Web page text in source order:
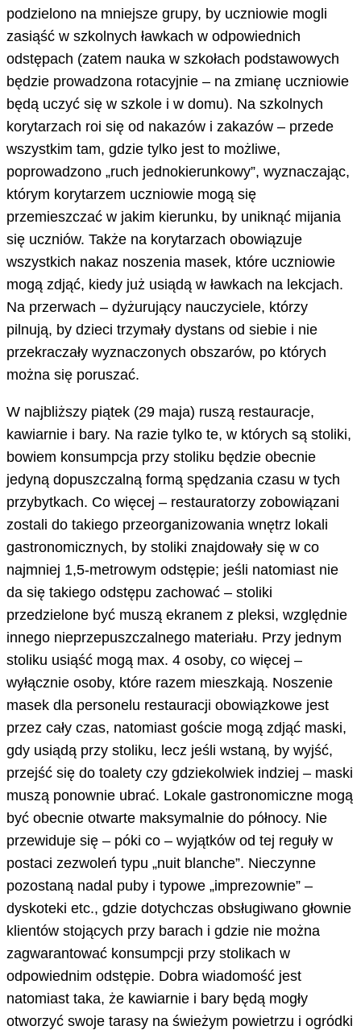
podzielono na mniejsze grupy, by uczniowie mogli
zasiąść w szkolnych ławkach w odpowiednich
odstępach (zatem nauka w szkołach podstawowych
będzie prowadzona rotacyjnie – na zmianę uczniowie
będą uczyć się w szkole i w domu). Na szkolnych
korytarzach roi się od nakazów i zakazów – przede
wszystkim tam, gdzie tylko jest to możliwe,
poprowadzono „ruch jednokierunkowy”, wyznaczając,
którym korytarzem uczniowie mogą się
przemieszczać w jakim kierunku, by uniknąć mijania
się uczniów. Także na korytarzach obowiązuje
wszystkich nakaz noszenia masek, które uczniowie
mogą zdjąć, kiedy już usiądą w ławkach na lekcjach.
Na przerwach – dyżurujący nauczyciele, którzy
pilnują, by dzieci trzymały dystans od siebie i nie
przekraczały wyznaczonych obszarów, po których
można się poruszać.
W najbliższy piątek (29 maja) ruszą restauracje,
kawiarnie i bary. Na razie tylko te, w których są stoliki,
bowiem konsumpcja przy stoliku będzie obecnie
jedyną dopuszczalną formą spędzania czasu w tych
przybytkach. Co więcej – restauratorzy zobowiązani
zostali do takiego przeorganizowania wnętrz lokali
gastronomicznych, by stoliki znajdowały się w co
najmniej 1,5-metrowym odstępie; jeśli natomiast nie
da się takiego odstępu zachować – stoliki
przedzielone być muszą ekranem z pleksi, względnie
innego nieprzepuszczalnego materiału. Przy jednym
stoliku usiąść mogą max. 4 osoby, co więcej –
wyłącznie osoby, które razem mieszkają. Noszenie
masek dla personelu restauracji obowiązkowe jest
przez cały czas, natomiast goście mogą zdjąć maski,
gdy usiądą przy stoliku, lecz jeśli wstaną, by wyjść,
przejść się do toalety czy gdziekolwiek indziej – maski
muszą ponownie ubrać. Lokale gastronomiczne mogą
być obecnie otwarte maksymalnie do północy. Nie
przewiduje się – póki co – wyjątków od tej reguły w
postaci zezwoleń typu „nuit blanche”. Nieczynne
pozostaną nadal puby i typowe „imprezownie” –
dyskoteki etc., gdzie dotychczas obsługiwano głownie
klientów stojących przy barach i gdzie nie można
zagwarantować konsumpcji przy stolikach w
odpowiednim odstępie. Dobra wiadomość jest
natomiast taka, że kawiarnie i bary będą mogły
otworzyć swoje tarasy na świeżym powietrzu i ogródki